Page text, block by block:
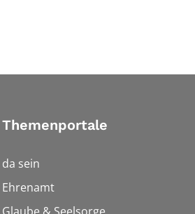
Themenportale
da sein
Ehrenamt